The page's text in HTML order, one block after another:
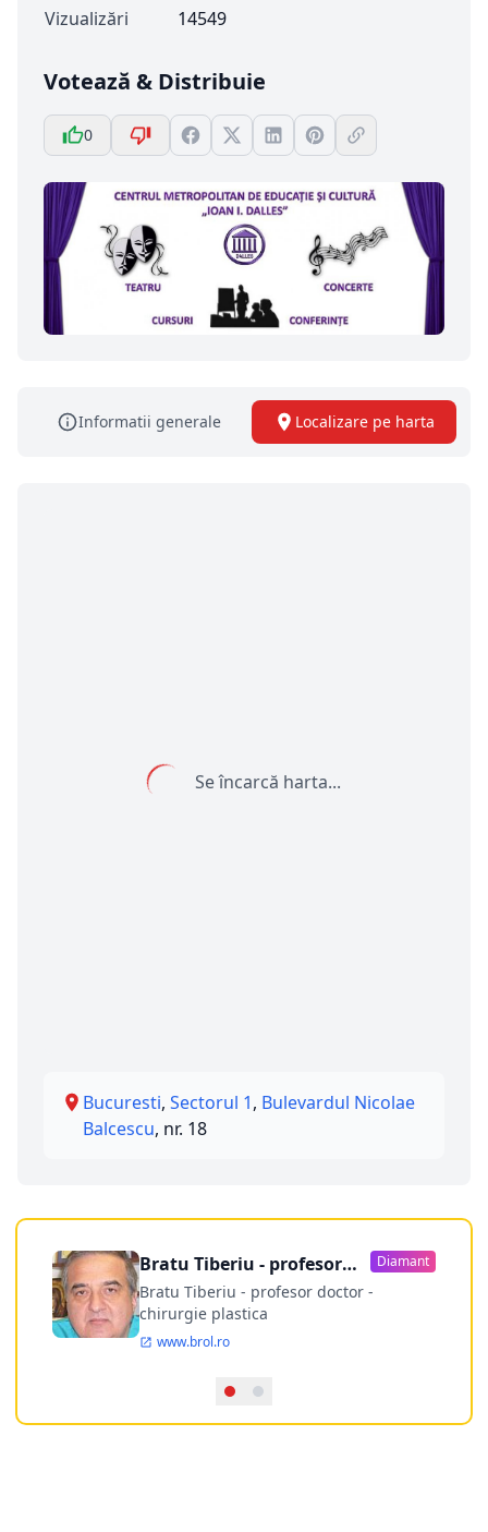
Vizualizări
14549
Votează & Distribuie
0
Informatii generale Localizare pe harta
Se încarcă harta...
Bucuresti, Sectorul 1, Bulevardul Nicolae
Balcescu, nr. 18
Bratu Tiberiu - profesor
doctor
Diamant
Bratu Tiberiu - profesor doctor -
chirurgie plastica
www.brol.ro